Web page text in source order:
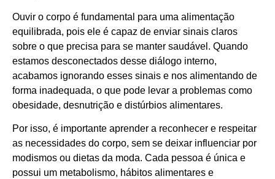
Ouvir o corpo é fundamental para uma alimentação
equilibrada, pois ele é capaz de enviar sinais claros
sobre o que precisa para se manter saudável. Quando
estamos desconectados desse diálogo interno,
acabamos ignorando esses sinais e nos alimentando de
forma inadequada, o que pode levar a problemas como
obesidade, desnutrição e distúrbios alimentares.
Por isso, é importante aprender a reconhecer e respeitar
as necessidades do corpo, sem se deixar influenciar por
modismos ou dietas da moda. Cada pessoa é única e
possui um metabolismo, hábitos alimentares e